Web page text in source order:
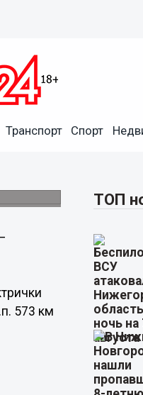
Транспорт Спорт
573 км
ТОП